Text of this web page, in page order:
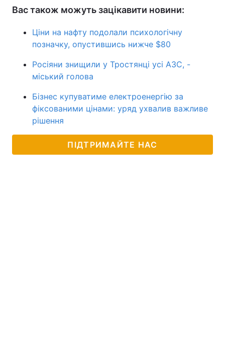
Вас також можуть зацікавити новини:
Ціни на нафту подолали психологічну
позначку, опустившись нижче $80
Росіяни знищили у Тростянці усі АЗС, -
міський голова
Бізнес купуватиме електроенергію за
фіксованими цінами: уряд ухвалив важливе
рішення
ПІДТРИМАЙТЕ НАС